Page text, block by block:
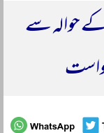
حوالہ سے